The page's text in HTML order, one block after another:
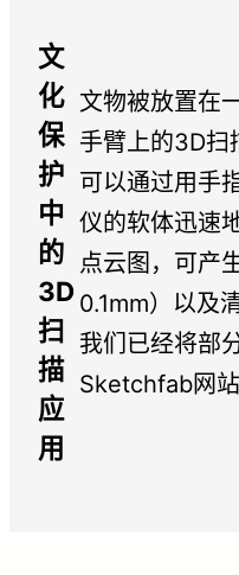
文
化
保
护
中
的
3D
扫
描
应
用
文物被放置在
手臂上的3D扫
可以通过用手
仪的软体迅速
点云图，可产
0.1mm）以及
我们已经将部
Sketchfab网站